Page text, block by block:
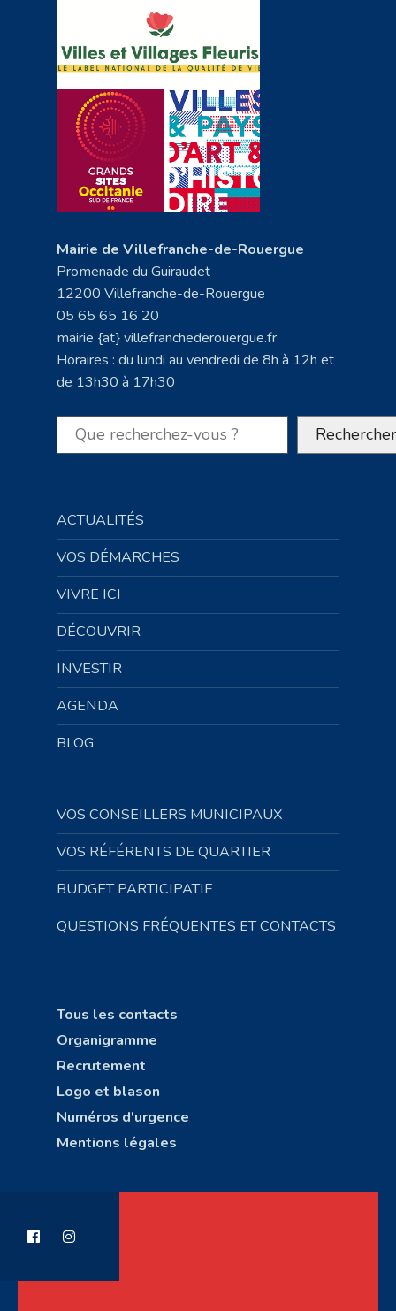
Mairie de Villefranche-de-Rouergue
Promenade du Guiraudet
12200 Villefranche-de-Rouergue
05 65 65 16 20
mairie {at} villefranchederouergue.fr
Horaires : du lundi au vendredi de 8h à 12h et
de 13h30 à 17h30
Rechercher Rechercher
ACTUALITÉS
VOS DÉMARCHES
VIVRE ICI
DÉCOUVRIR
INVESTIR
AGENDA
BLOG
VOS CONSEILLERS MUNICIPAUX
VOS RÉFÉRENTS DE QUARTIER
BUDGET PARTICIPATIF
QUESTIONS FRÉQUENTES ET CONTACTS
Tous les contacts
Organigramme
Recrutement
Logo et blason
Numéros d'urgence
Mentions légales